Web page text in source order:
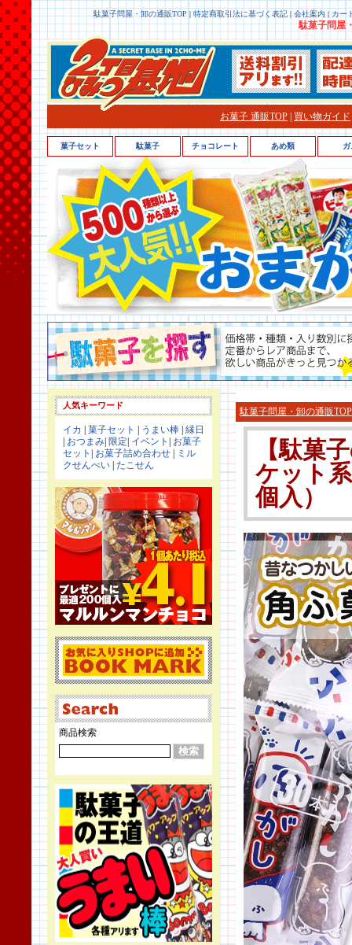
駄菓子問屋・卸の通販TOP | 特定商取引法に基づく表記 | 会社案内 | カー
駄菓子問屋
お菓子 通販TOP 買い物ガイド
人気キーワード
イカ 菓子セット うまい棒 縁日
おつまみ 限定 イベント
お菓子
セット
お菓子詰め合わせ
ミル
クせんべい たこせん
商品検索
駄菓子問屋・卸の通販TOP
【駄菓
ケット
個入）